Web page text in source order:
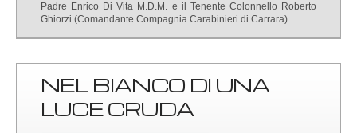
Padre Enrico Di Vita M.D.M. e il Tenente Colonnello Roberto
Ghiorzi (Comandante Compagnia Carabinieri di Carrara).
NEL BIANCO DI UNA
LUCE CRUDA